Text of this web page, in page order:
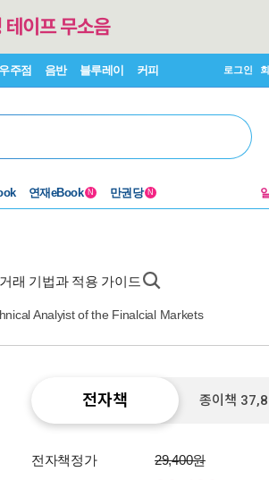
우주점 음반 블루레이 커피 로그인
연재eBook N 만권당 N
래 기법과 적용 가이드
Analyist of the Finalcial Markets
전자책 종이책
전자책정가
29,400원